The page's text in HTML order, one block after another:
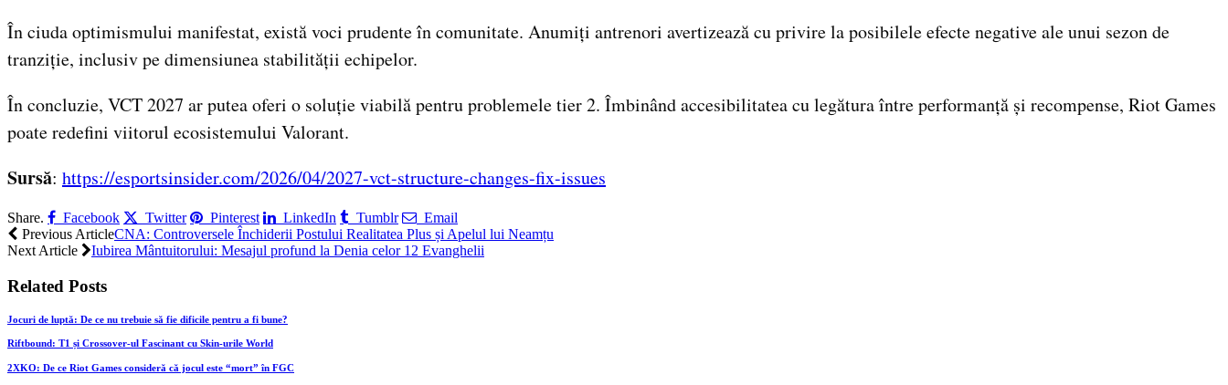
În ciuda optimismului manifestat, există voci prudente în comunitate. Anumiți antrenori avertizează cu privire la posibilele efecte negative ale unui sezon de
tranziție, inclusiv pe dimensiunea stabilității echipelor.
În concluzie, VCT 2027 ar putea oferi o soluție viabilă pentru problemele tier 2. Îmbinând accesibilitatea cu legătura între performanță și recompense, Riot Games
poate redefini viitorul ecosistemului Valorant.
Sursă: https://esportsinsider.com/2026/04/2027-vct-structure-changes-fix-issues
Share. Facebook Twitter Pinterest LinkedIn Tumblr Email
Previous ArticleCNA: Controversele Închiderii Postului Realitatea Plus și Apelul lui Neamțu
Next Article
Iubirea Mântuitorului: Mesajul profund la Denia celor 12 Evanghelii
Related Posts
Jocuri de luptă: De ce nu trebuie să fie dificile pentru a fi bune?
Riftbound: T1 și Crossover-ul Fascinant cu Skin-urile World
2XKO: De ce Riot Games consideră că jocul este “mort” în FGC